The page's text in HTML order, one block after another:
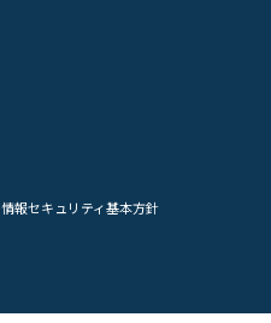
情報セキュリティ基本方針